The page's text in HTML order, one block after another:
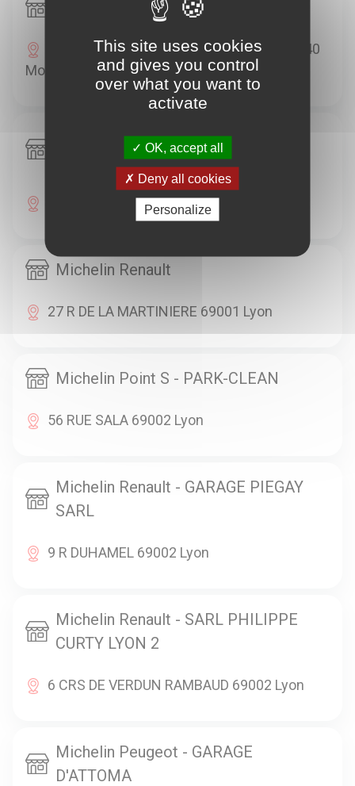
Michelin Renault
649 R CAPITAINE FRANCOIS GARBIT 69440
Mornant
Michelin Citroën - GARAGE
SATHONAY SARL
2/4/6 RUE DE SAVY 69001 Lyon
Michelin Renault
27 R DE LA MARTINIERE 69001 Lyon
Michelin Point S - PARK-CLEAN
56 RUE SALA 69002 Lyon
Michelin Renault - GARAGE PIEGAY
SARL
9 R DUHAMEL 69002 Lyon
Michelin Renault - SARL PHILIPPE
CURTY LYON 2
6 CRS DE VERDUN RAMBAUD 69002 Lyon
Michelin Peugeot - GARAGE
D'ATTOMA
This site uses cookies
and gives you control
over what you want to
activate
OK, accept all
Deny all cookies
Personalize